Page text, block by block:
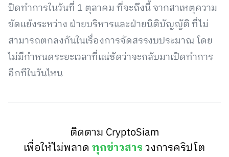
ปิดทำการในวันที่ 1 ตุลาคม ที่จะถึงนี้ จากสาเหตุความ
ขัดแย้งระหว่าง ฝ่ายบริหารและฝ่ายนิติบัญญัติ ที่ไม่
สามารถตกลงกันในเรื่องการจัดสรรงบประมาณ โดย
ไม่มีกำหนดระยะเวลาที่แน่ชัดว่าจะกลับมาเปิดทำการ
อีกทีในวันไหน
ติดตาม CryptoSiam
เพื่อให้ไม่พลาดทุกข่าวสารวงการคริปโต